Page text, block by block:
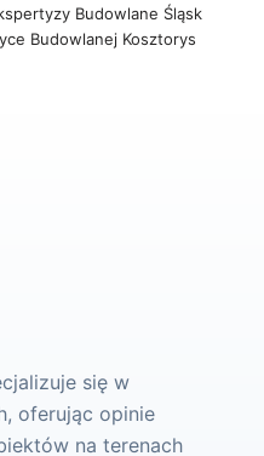
Budowlane Śląsk
Budowlanej Kosztorys
się w
oferując opinie
na terenach